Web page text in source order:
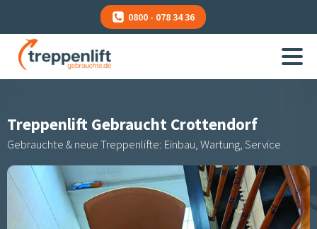
0800 - 078 34 36
Treppenlift Gebraucht Crottendorf
Gebrauchte & neue Treppenlifte: Einbau, Wartung, Service